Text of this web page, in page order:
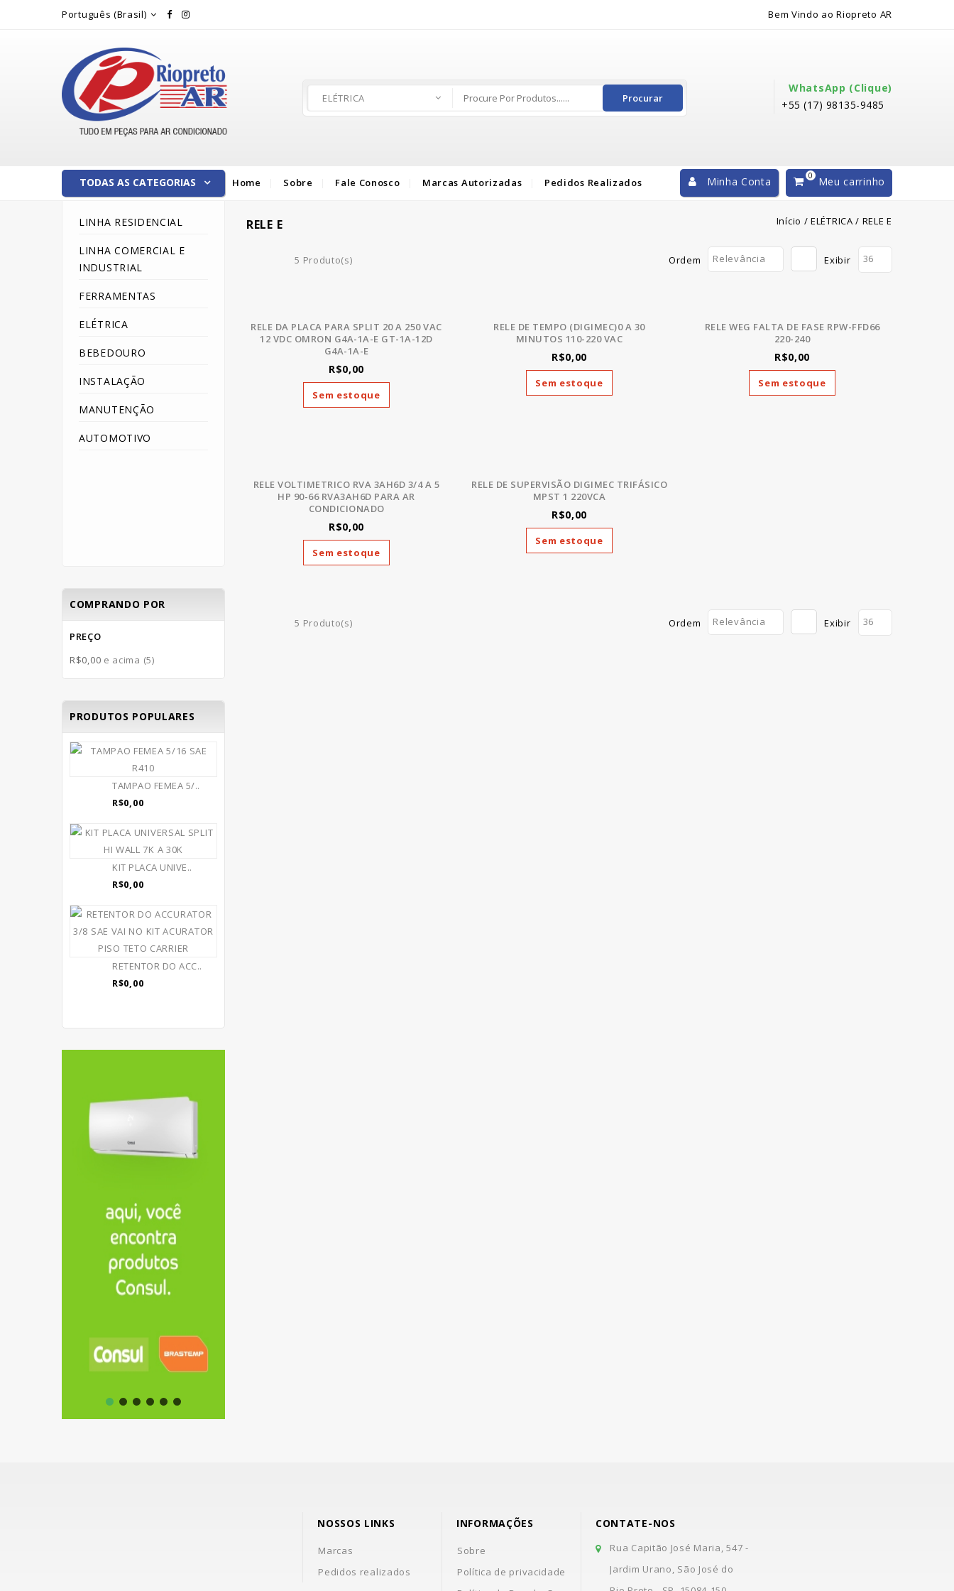
Português (Brasil) Bem Vindo ao Riopreto AR
WhatsApp (clique)
+55 (17) 98135-9485
ELÉTRICA Procurar
TODAS AS CATEGORIAS
LINHA RESIDENCIAL
LINHA COMERCIAL E
INDUSTRIAL
FERRAMENTAS
ELÉTRICA
BEBEDOURO
INSTALAÇÃO
MANUTENÇÃO
AUTOMOTIVO
Home Sobre Fale Conosco Marcas Autorizadas Pedidos Realizados Minha Conta Meu carrinho
0
RELE E Início /ELÉTRICA / RELE E
5 Produto(s) Exibir 36
Ordem Relevância
RELE DA PLACA PARA SPLIT 20 A 250 VAC
12 VDC OMRON G4A-1A-E GT-1A-12D
G4A-1A-E
R$0,00
Sem estoque
RELE DE TEMPO (DIGIMEC)0 A 30
MINUTOS 110-220 VAC
R$0,00
Sem estoque
RELE WEG FALTA DE FASE RPW-FFD66
220-240
R$0,00
Sem estoque
RELE VOLTIMETRICO RVA 3AH6D 3/4 A 5
HP 90-66 RVA3AH6D PARA AR
CONDICIONADO
R$0,00
Sem estoque
RELE DE SUPERVISÃO DIGIMEC TRIFÁSICO
MPST 1 220VCA
R$0,00
Sem estoque
5 Produto(s) Exibir 36
Ordem Relevância
COMPRANDO POR
PREÇO
R$0,00 e acima (5)
PRODUTOS POPULARES
TAMPAO FEMEA 5/..
R$0,00
KIT PLACA UNIVE..
R$0,00
RETENTOR DO ACC..
R$0,00
NOSSOS LINKS
Marcas
Pedidos realizados
INFORMAÇÕES
Sobre
Política de privacidade
CONTATE-NOS
Rua Capitão José Maria, 547 -
Jardim Urano, São José do